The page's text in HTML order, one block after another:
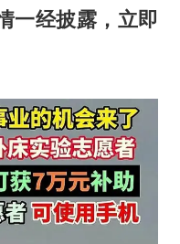
一经披露，立即